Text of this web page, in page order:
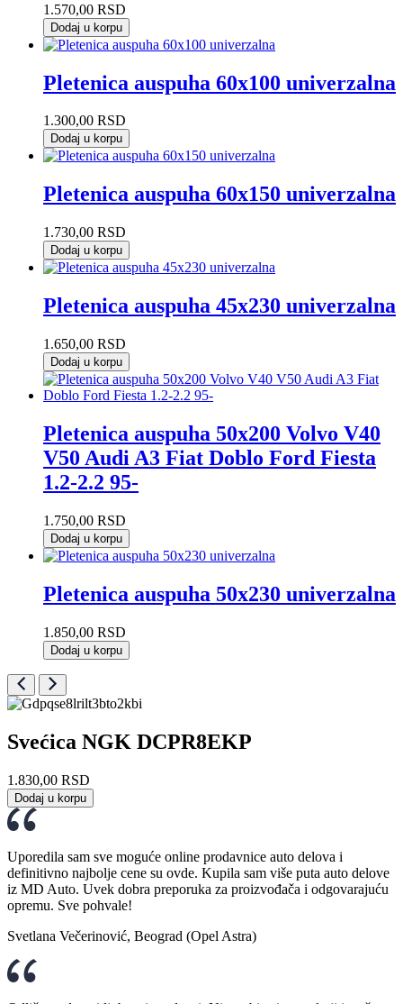
1.570,00 RSD
Dodaj u korpu
Pletenica auspuha 60x100 univerzalna
1.300,00 RSD
Dodaj u korpu
Pletenica auspuha 60x150 univerzalna
1.730,00 RSD
Dodaj u korpu
Pletenica auspuha 45x230 univerzalna
1.650,00 RSD
Dodaj u korpu
Pletenica auspuha 50x200 Volvo V40
V50 Audi A3 Fiat Doblo Ford Fiesta
1.2-2.2 95-
1.750,00 RSD
Dodaj u korpu
Pletenica auspuha 50x230 univerzalna
1.850,00 RSD
Dodaj u korpu
Svećica NGK DCPR8EKP
1.830,00 RSD
Dodaj u korpu
Uporedila sam sve moguće online prodavnice auto delova i
definitivno najbolje cene su ovde. Kupila sam više puta auto delove
iz MD Auto. Uvek dobra preporuka za proizvođača i odgovarajuću
opremu. Sve pohvale!
Svetlana Večerinović, Beograd (Opel Astra)